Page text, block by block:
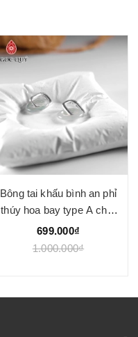
Bông tai khấu bình an phỉ
thúy hoa bay type A chất
nếp băng
699.000₫
1.000.000₫